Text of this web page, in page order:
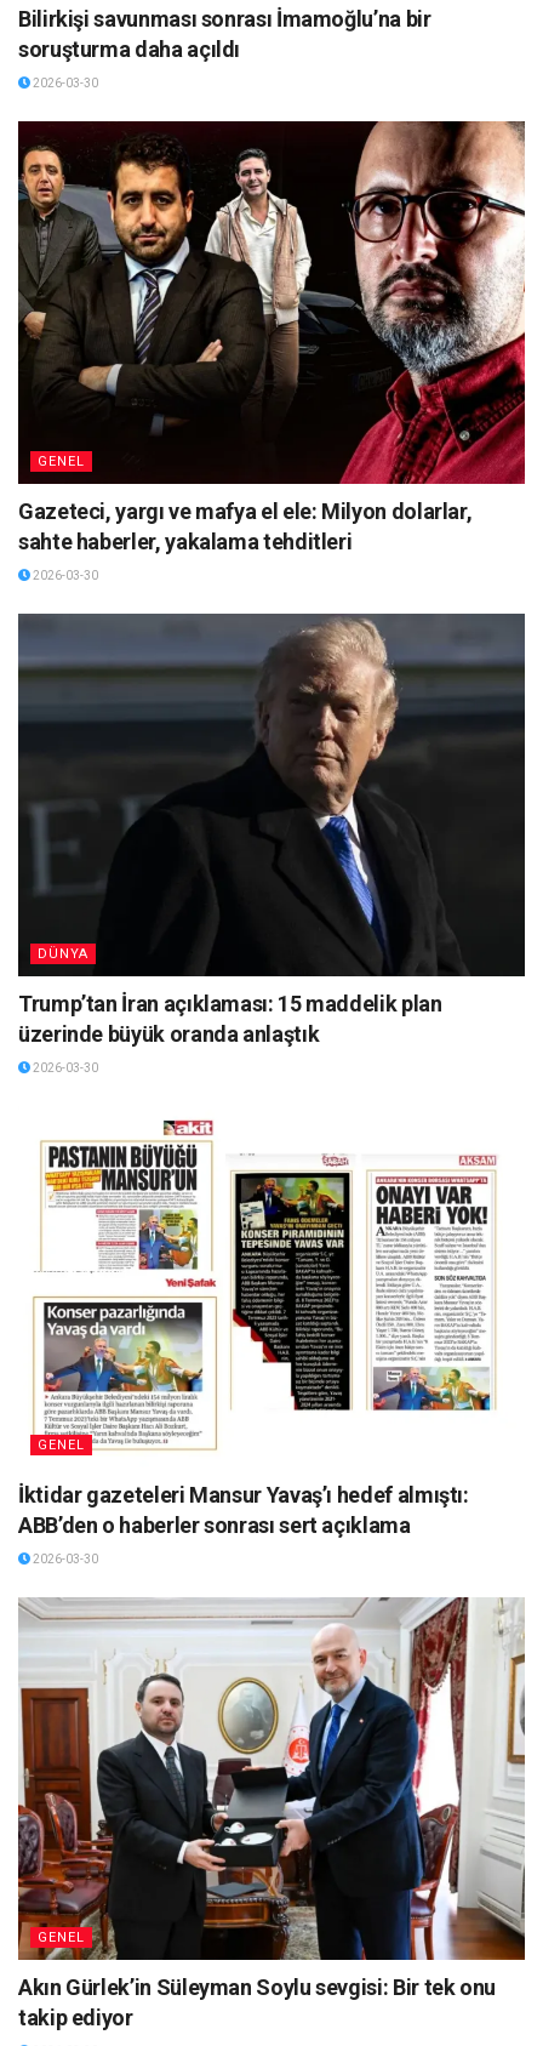
Bilirkişi savunması sonrası İmamoğlu’na bir
soruşturma daha açıldı
2026-03-30
GENEL
Gazeteci, yargı ve mafya el ele: Milyon dolarlar,
sahte haberler, yakalama tehditleri
2026-03-30
DÜNYA
Trump’tan İran açıklaması: 15 maddelik plan
üzerinde büyük oranda anlaştık
2026-03-30
GENEL
İktidar gazeteleri Mansur Yavaş’ı hedef almıştı:
ABB’den o haberler sonrası sert açıklama
2026-03-30
GENEL
Akın Gürlek’in Süleyman Soylu sevgisi: Bir tek onu
takip ediyor